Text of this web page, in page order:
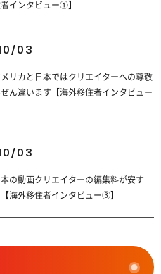
者インタビュー①】
03
メリカと日本ではクリエイターへの尊敬
ん違います【海外移住者インタビュー
03
本の動画クリエイターの編集料が安す
海外移住者インタビュー③】